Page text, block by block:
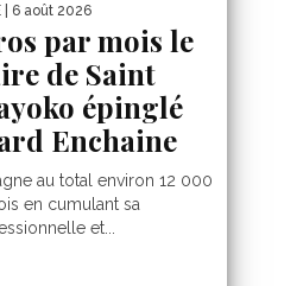
| 6 août 2026
par mois le
de Saint
épinglé
Enchaine
au total environ 12 000
en cumulant sa
et...